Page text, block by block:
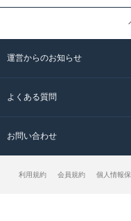
運営からのお知らせ
よくある質問
お問い合わせ
利用規約 会員規約 個人情報